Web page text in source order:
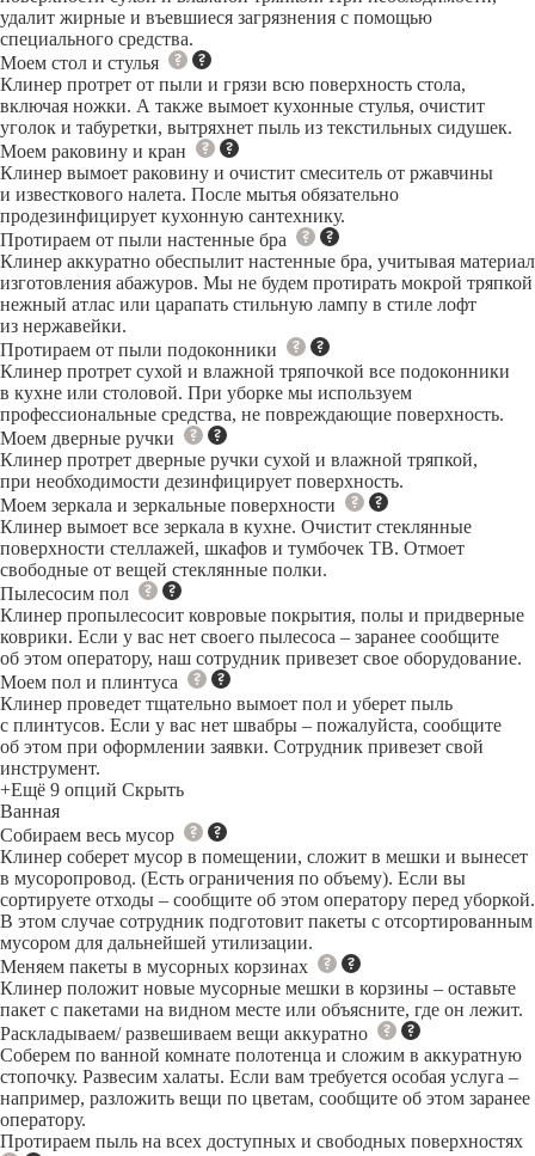
удалит жирные и въевшиеся загрязнения с помощью
специального средства.
Моем стол и стулья
Клинер протрет от пыли и грязи всю поверхность стола,
включая ножки. А также вымоет кухонные стулья, очистит
уголок и табуретки, вытряхнет пыль из текстильных сидушек.
Моем раковину и кран
Клинер вымоет раковину и очистит смеситель от ржавчины
и известкового налета. После мытья обязательно
продезинфицирует кухонную сантехнику.
Протираем от пыли настенные бра
Клинер аккуратно обеспылит настенные бра, учитывая материал
изготовления абажуров. Мы не будем протирать мокрой тряпкой
нежный атлас или царапать стильную лампу в стиле лофт
из нержавейки.
Протираем от пыли подоконники
Клинер протрет сухой и влажной тряпочкой все подоконники
в кухне или столовой. При уборке мы используем
профессиональные средства, не повреждающие поверхность.
Моем дверные ручки
Клинер протрет дверные ручки сухой и влажной тряпкой,
при необходимости дезинфицирует поверхность.
Моем зеркала и зеркальные поверхности
Клинер вымоет все зеркала в кухне. Очистит стеклянные
поверхности стеллажей, шкафов и тумбочек ТВ. Отмоет
свободные от вещей стеклянные полки.
Пылесосим пол
Клинер пропылесосит ковровые покрытия, полы и придверные
коврики. Если у вас нет своего пылесоса – заранее сообщите
об этом оператору, наш сотрудник привезет свое оборудование.
Моем пол и плинтуса
Клинер проведет тщательно вымоет пол и уберет пыль
с плинтусов. Если у вас нет швабры – пожалуйста, сообщите
об этом при оформлении заявки. Сотрудник привезет свой
инструмент.
+Ещё 9 опций Скрыть
Ванная
Собираем весь мусор
Клинер соберет мусор в помещении, сложит в мешки и вынесет
в мусоропровод. (Есть ограничения по объему). Если вы
сортируете отходы – сообщите об этом оператору перед уборкой.
В этом случае сотрудник подготовит пакеты с отсортированным
мусором для дальнейшей утилизации.
Меняем пакеты в мусорных корзинах
Клинер положит новые мусорные мешки в корзины – оставьте
пакет с пакетами на видном месте или объясните, где он лежит.
Раскладываем/ развешиваем вещи аккуратно
Соберем по ванной комнате полотенца и сложим в аккуратную
стопочку. Развесим халаты. Если вам требуется особая услуга –
например, разложить вещи по цветам, сообщите об этом заранее
оператору.
Протираем пыль на всех доступных и свободных поверхностях